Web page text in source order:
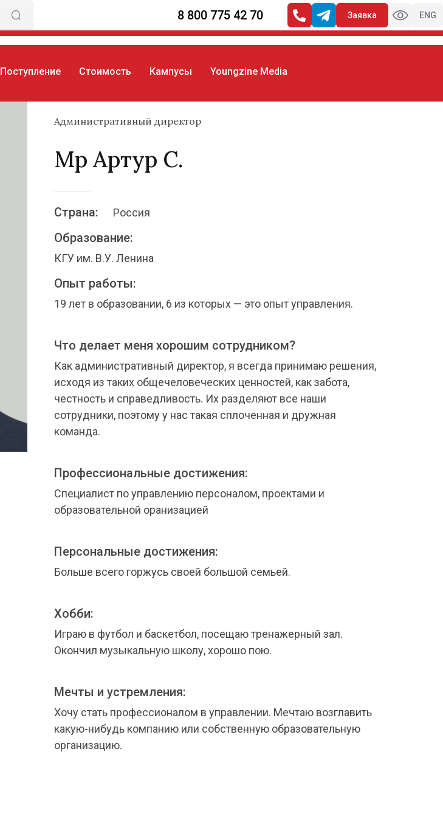
8 800 775 42 70 Заявка ENG
Поступление Стоимость Кампусы Youngzine Media
Административный директор
Мр Артур C.
Страна: Россия
Образование:
КГУ им. В.У. Ленина
Опыт работы:
19 лет в образовании, 6 из которых — это опыт управления.
Что делает меня хорошим cотрудником?
Как административный директор, я всегда принимаю решения,
исходя из таких общечеловеческих ценностей, как забота,
честность и справедливость. Их разделяют все наши
сотрудники, поэтому у нас такая сплоченная и дружная
команда.
Профессиональные достижения:
Специалист по управлению персоналом, проектами и
образовательной оранизацией
Персональные достижения:
Больше всего горжусь своей большой семьей.
Хобби:
Играю в футбол и баскетбол, посещаю тренажерный зал.
Окончил музыкальную школу, хорошо пою.
Мечты и устремления:
Хочу стать профессионалом в управлении. Мечтаю возглавить
какую-нибудь компанию или собственную образовательную
организацию.